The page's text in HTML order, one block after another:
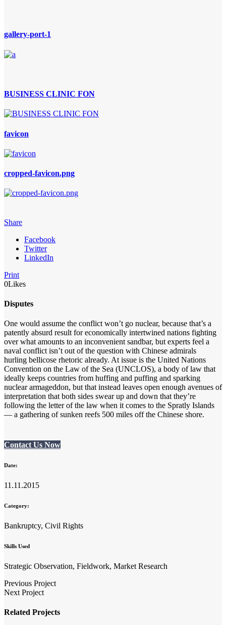
gallery-port-1
BUSINESS CLINIC FON
favicon
cropped-favicon.png
Share
Facebook
Twitter
LinkedIn
Print
0Likes
Disputes
One would assume the conflict won’t go nuclear, because that’s a
patently absurd result for economically intertwined nations fighting
over what amounts to an inconvenient sandbar, but experts feel a
naval conflict isn’t out of the question with Chinese admirals
hurling bellicose rhetoric already. At issue is the United Nations
Convention on the Law of the Sea (UNCLOS), a body of law that
ideally keeps countries from huffing and puffing and sparking
nuclear armageddon, but that instead leaves open enough avenues of
interpretation that both sides swear up and down that they’re
following the letter of the law when it comes to the Spratly Islands
— a gathering of sunken reefs 500 miles off the Chinese shore.
Contact Us Now
Date:
11.11.2015
Category:
Bankruptcy, Civil Rights
Skills Used
Strategic Observation, Fieldwork, Market Research
Previous Project
Next Project
Related Projects